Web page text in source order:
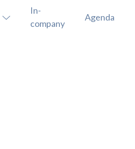
In-
company
Agenda